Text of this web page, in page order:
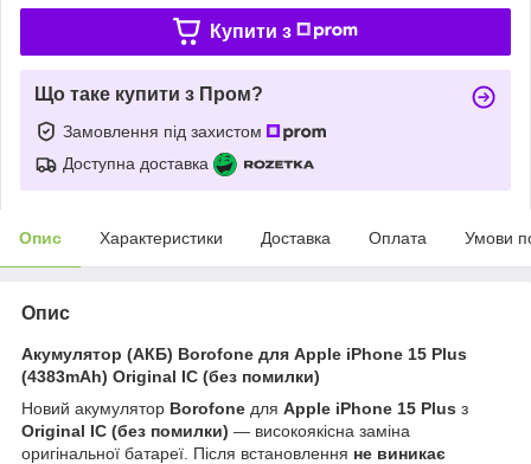
Купити з
Що таке купити з Пром?
Замовлення під захистом
Доступна доставка
Опис Характеристики Доставка Оплата Умови
Опис
Акумулятор (АКБ) Borofone для Apple iPhone 15 Plus
(4383mAh) Original IC (без помилки)
Новий акумулятор Borofone для Apple iPhone 15 Plus з
Original IC (без помилки) — високоякісна заміна
оригінальної батареї. Після встановлення не виникає